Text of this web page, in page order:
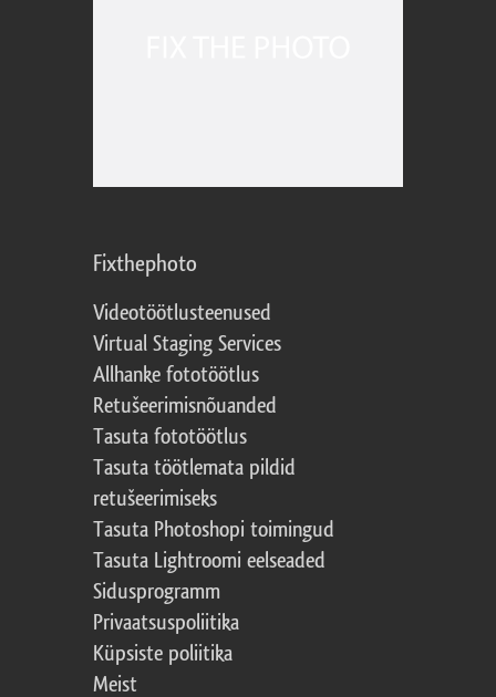
Fixthephoto
Videotöötlusteenused
Virtual Staging Services
Allhanke fototöötlus
Retušeerimisnõuanded
Tasuta fototöötlus
Tasuta töötlemata pildid
retušeerimiseks
Tasuta Photoshopi toimingud
Tasuta Lightroomi eelseaded
Sidusprogramm
Privaatsuspoliitika
Küpsiste poliitika
Meist